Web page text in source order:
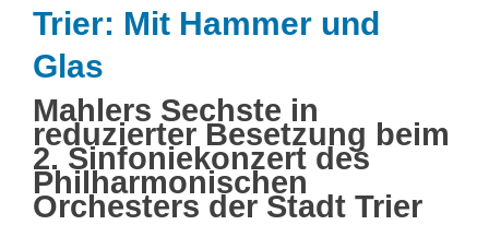
Trier: Mit Hammer und
Glas
Mahlers Sechste in
reduzierter Besetzung beim
2. Sinfoniekonzert des
Philharmonischen
Orchesters der Stadt Trier